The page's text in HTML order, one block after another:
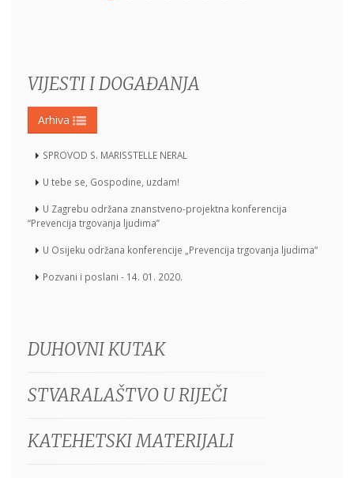
VIJESTI I DOGAĐANJA
Arhiva
SPROVOD S. MARISSTELLE NERAL
U tebe se, Gospodine, uzdam!
U Zagrebu održana znanstveno-projektna konferencija
“Prevencija trgovanja ljudima”
U Osijeku održana konferencije „Prevencija trgovanja ljudima“
Pozvani i poslani - 14. 01. 2020.
DUHOVNI KUTAK
STVARALAŠTVO U RIJEČI
KATEHETSKI MATERIJALI